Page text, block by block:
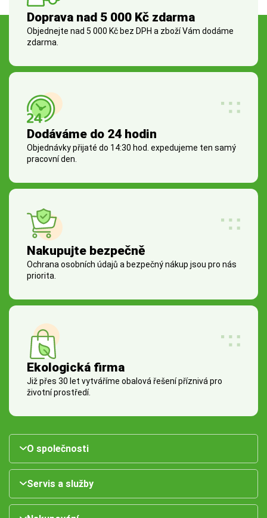
Doprava nad 5 000 Kč zdarma
Objednejte nad 5 000 Kč bez DPH a zboží Vám dodáme
zdarma.
Dodáváme do 24 hodin
Objednávky přijaté do 14:30 hod. expedujeme ten samý
pracovní den.
Nakupujte bezpečně
Ochrana osobních údajů a bezpečný nákup jsou pro nás
priorita.
Ekologická firma
Již přes 30 let vytváříme obalová řešení příznivá pro
životní prostředí.
O společnosti
Servis a služby